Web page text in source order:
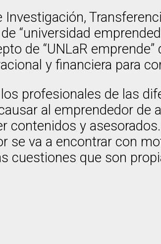
“universidad
de “UNLaR
y financiera para
profesionales de las
al emprendedor de
contenidos y
se va a encontrar con
cuestiones que son